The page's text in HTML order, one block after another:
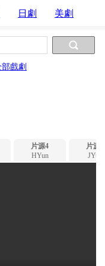
日劇 美劇
戲劇
片源4
HYun
片源5
JYun